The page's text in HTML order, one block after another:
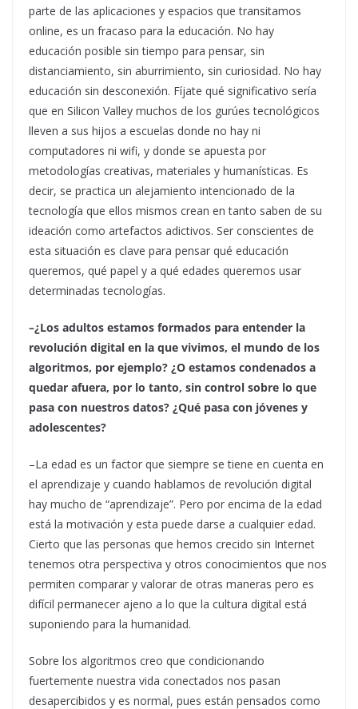
parte de las aplicaciones y espacios que transitamos
online, es un fracaso para la educación. No hay
educación posible sin tiempo para pensar, sin
distanciamiento, sin aburrimiento, sin curiosidad. No hay
educación sin desconexión. Fíjate qué significativo sería
que en Silicon Valley muchos de los gurúes tecnológicos
lleven a sus hijos a escuelas donde no hay ni
computadores ni wifi, y donde se apuesta por
metodologías creativas, materiales y humanísticas. Es
decir, se practica un alejamiento intencionado de la
tecnología que ellos mismos crean en tanto saben de su
ideación como artefactos adictivos. Ser conscientes de
esta situación es clave para pensar qué educación
queremos, qué papel y a qué edades queremos usar
determinadas tecnologías.
–¿Los adultos estamos formados para entender la
revolución digital en la que vivimos, el mundo de los
algoritmos, por ejemplo? ¿O estamos condenados a
quedar afuera, por lo tanto, sin control sobre lo que
pasa con nuestros datos? ¿Qué pasa con jóvenes y
adolescentes?
–La edad es un factor que siempre se tiene en cuenta en
el aprendizaje y cuando hablamos de revolución digital
hay mucho de “aprendizaje”. Pero por encima de la edad
está la motivación y esta puede darse a cualquier edad.
Cierto que las personas que hemos crecido sin Internet
tenemos otra perspectiva y otros conocimientos que nos
permiten comparar y valorar de otras maneras pero es
difícil permanecer ajeno a lo que la cultura digital está
suponiendo para la humanidad.
Sobre los algoritmos creo que condicionando
fuertemente nuestra vida conectados nos pasan
desapercibidos y es normal, pues están pensados como